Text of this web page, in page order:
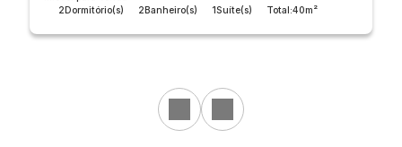
2Dormitório(s) 2Banheiro(s) 1Suíte(s) Total:40m²